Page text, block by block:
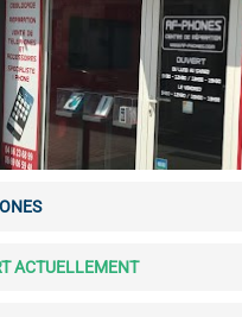
ACTUELLEMENT